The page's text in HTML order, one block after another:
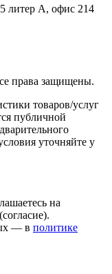
литер А, офис 214
права защищены.
товаров/услуг
публичной
уточняйте у
на
(согласие).
— в политике